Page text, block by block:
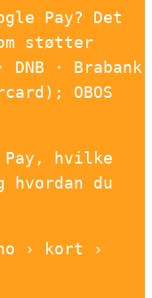
Pay? Det
støtter
DNB · Brabank
OBOS
Pay, hvilke
hvordan du
› kort ›